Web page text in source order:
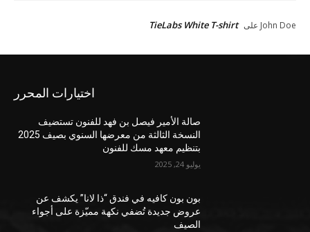
John Doe على TieLabs White T-shirt
اختيارات المحرر
صالة الأمير فيصل بن فهد للفنون تستضيف
النسخة الثالثة من معرضها السنوي بصيف 2025
بتنظيم معهد مسك للفنون
يوليو 24, 2025
بون بون كافيه في فندق “ذا لانا” يكشف عن
عروض جديدة تُضفي نكهة مميّزة على أجواء
الصيف